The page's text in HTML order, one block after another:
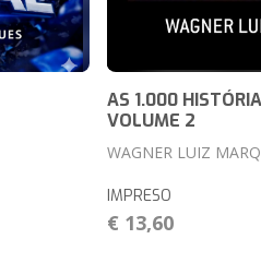
AS 1.000
VOLUME 2
WAGNER LUIZ
IMPRESO
€ 13,60